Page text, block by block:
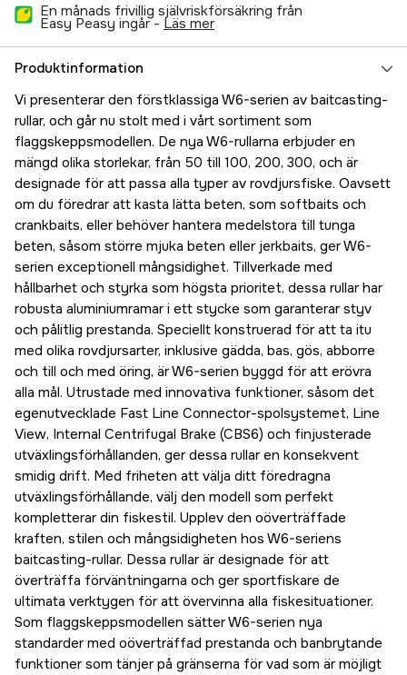
En månads frivillig självriskförsäkring från
Easy Peasy ingår - läs mer
Produktinformation
Vi presenterar den förstklassiga W6-serien av baitcasting-
rullar, och går nu stolt med i vårt sortiment som
flaggskeppsmodellen. De nya W6-rullarna erbjuder en
mängd olika storlekar, från 50 till 100, 200, 300, och är
designade för att passa alla typer av rovdjursfiske. Oavsett
om du föredrar att kasta lätta beten, som softbaits och
crankbaits, eller behöver hantera medelstora till tunga
beten, såsom större mjuka beten eller jerkbaits, ger W6-
serien exceptionell mångsidighet. Tillverkade med
hållbarhet och styrka som högsta prioritet, dessa rullar har
robusta aluminiumramar i ett stycke som garanterar styv
och pålitlig prestanda. Speciellt konstruerad för att ta itu
med olika rovdjursarter, inklusive gädda, bas, gös, abborre
och till och med öring, är W6-serien byggd för att erövra
alla mål. Utrustade med innovativa funktioner, såsom det
egenutvecklade Fast Line Connector-spolsystemet, Line
View, Internal Centrifugal Brake (CBS6) och finjusterade
utväxlingsförhållanden, ger dessa rullar en konsekvent
smidig drift. Med friheten att välja ditt föredragna
utväxlingsförhållande, välj den modell som perfekt
kompletterar din fiskestil. Upplev den oöverträffade
kraften, stilen och mångsidigheten hos W6-seriens
baitcasting-rullar. Dessa rullar är designade för att
överträffa förväntningarna och ger sportfiskare de
ultimata verktygen för att övervinna alla fiskesituationer.
Som flaggskeppsmodellen sätter W6-serien nya
standarder med oöverträffad prestanda och banbrytande
funktioner som tänjer på gränserna för vad som är möjligt